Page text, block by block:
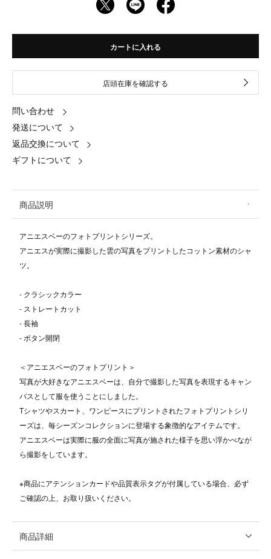
カートに入れる
店頭在庫を確認する
問い合わせ
発送について
返品交換について
ギフトについて
商品説明
アニエスベーのフォトプリントシリーズ。
アニエスが実際に撮影した雲の写真をプリントしたコットン素材のシャ
ツ。
- クラシックカラー
- ストレートカット
- 長袖
- ボタン開閉
＜アニエスベーのフォトプリント＞
写真が大好きなアニエスベーは、自分で撮影した写真を表現するキャン
バスとして服を使うことにしました。
Tシャツやスカート、ワンピースにプリントされたフォトプリントシリ
ーズは、毎シーズンコレクションに登場する象徴的なアイテムです。
アニエスベーは実際に服の全面に写真が施された様子を思い浮かべなが
ら撮影をしています。
※商品にアテンションカードや品質表示タグが付属している場合、必ず
ご確認の上、お取り扱いください。
商品詳細